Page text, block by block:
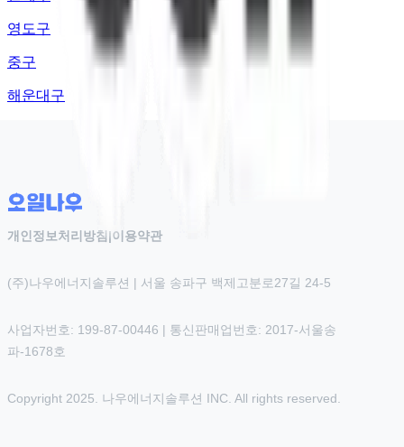
영도구
중구
해운대구
개인정보처리방침|이용약관
(주)나우에너지솔루션 | 서울 송파구 백제고분로27길 24-5
사업자번호: 199-87-00446 | 통신판매업번호: 2017-서울송
파-1678호
Copyright 2025. 나우에너지솔루션 INC. All rights reserved.